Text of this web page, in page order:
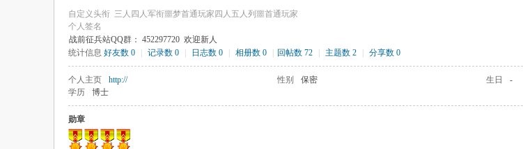
自定义头衔 三人四人军衔噩梦首通玩家四人五人列噩首通玩家
个人签名
战前征兵站QQ群： 452297720 欢迎新人
统计信息 好友数 0 记录数 0 日志数 0 相册数 0 回帖数 72 主题数 2 分享数 0
个人主页 http:// 性别 保密 生日
-
学历
博士
勋章